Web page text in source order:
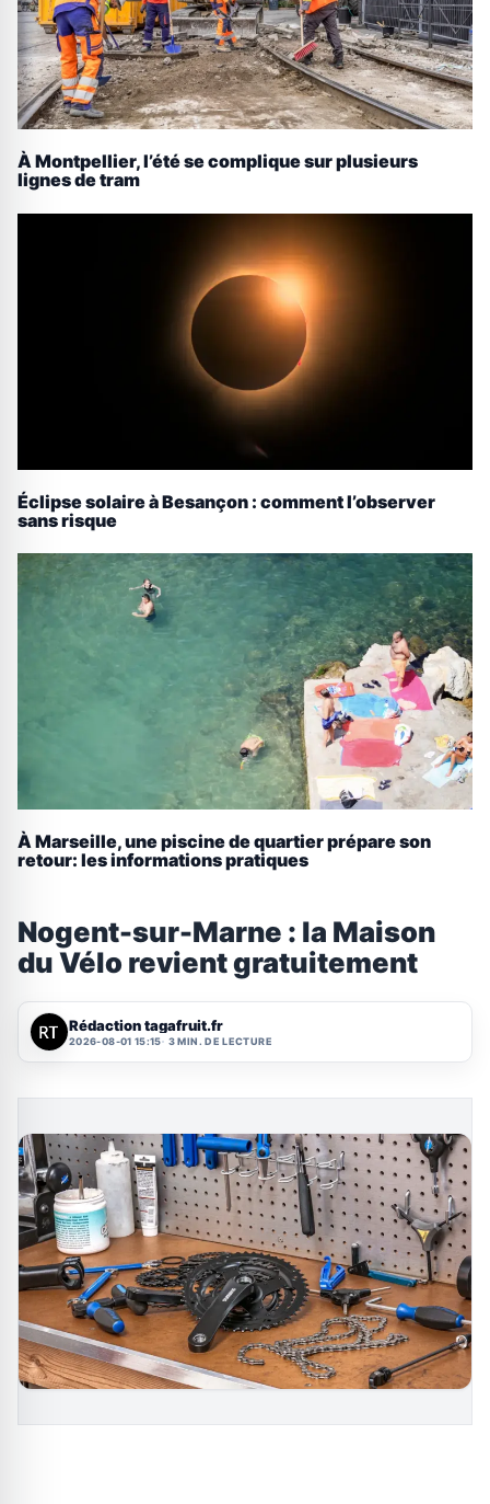
À Montpellier, l’été se complique sur plusieurs
lignes de tram
Éclipse solaire à Besançon : comment l’observer
sans risque
À Marseille, une piscine de quartier prépare son
retour: les informations pratiques
Nogent-sur-Marne : la Maison
du Vélo revient gratuitement
Rédaction tagafruit.fr
2026-08-01 15:15 3 MIN. DE LECTURE